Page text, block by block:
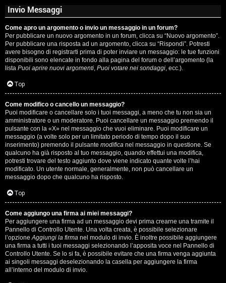
Invio Messaggi
Come apro un argomento o invio un messaggio in un forum?
Per pubblicare un nuovo argomento in un forum, clicca su “Nuovo argomento”.
Per pubblicare una risposta ad un argomento, clicca su “Rispondi”. Potresti
avere bisogno di registrarti prima di poter inviare un messaggio: le tue funzioni
disponibili sono elencate in fondo alla pagina del forum o dell’argomento (la
lista Puoi aprire nuovi argomenti, Puoi votare nei sondaggi, ecc.).
Top
Come modifico o cancello un messaggio?
Puoi modificare o cancellare solo i tuoi messaggi, a meno che tu non sia un
amministratore o un moderatore. Puoi cancellare un messaggio premendo il
pulsante con la «X» nel messaggio che vuoi eliminare. Puoi modificare un
messaggio (a volte solo per un limitato periodo di tempo dopo il suo
inserimento) premendo il pulsante modifica nel messaggio in questione. Se
qualcuno ha già risposto al tuo messaggio, quando effettui una modifica,
potresti trovare del testo aggiunto dove viene indicato quante volte l’hai
modificato. Un utente normale, generalmente, non può cancellare un
messaggio dopo che qualcuno ha risposto.
Top
Come aggiungo una firma ai miei messaggi?
Per aggiungere una firma ad un messaggio devi prima crearne una tramite il
Pannello di Controllo Utente. Una volta creata, è possibile selezionare
l’opzioneAggiungi la firma nel modulo di invio. È inoltre possibile aggiungere
una firma a tutti i tuoi messaggi selezionando l’apposita voce nel Pannello di
Controllo Utente. Se lo si fa, è possibile evitare che una firma venga aggiunta
ai singoli messaggi deselezionando la casella per aggiungere la firma
all’interno del modulo di invio.
P
e
r
c
o
r
s
i
M
u
s
i
c
a
l
i